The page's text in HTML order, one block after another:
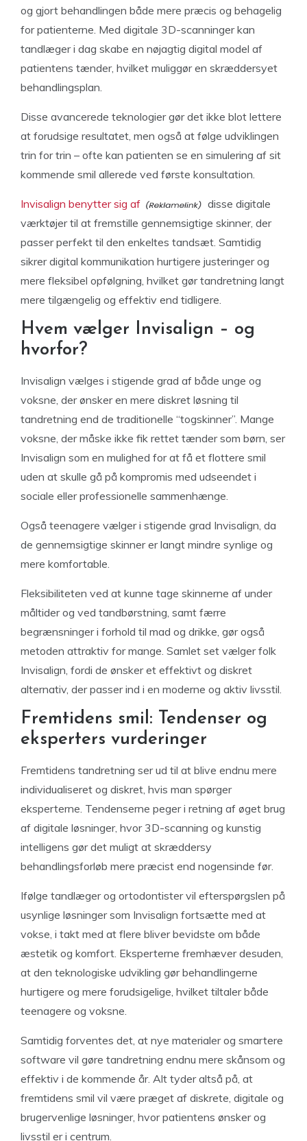
og gjort behandlingen både mere præcis og behagelig
for patienterne. Med digitale 3D-scanninger kan
tandlæger i dag skabe en nøjagtig digital model af
patientens tænder, hvilket muliggør en skræddersyet
behandlingsplan.
Disse avancerede teknologier gør det ikke blot lettere
at forudsige resultatet, men også at følge udviklingen
trin for trin – ofte kan patienten se en simulering af sit
kommende smil allerede ved første konsultation.
Invisalign benytter sig af
disse digitale
værktøjer til at fremstille gennemsigtige skinner, der
passer perfekt til den enkeltes tandsæt. Samtidig
sikrer digital kommunikation hurtigere justeringer og
mere fleksibel opfølgning, hvilket gør tandretning langt
mere tilgængelig og effektiv end tidligere.
Hvem vælger Invisalign – og
hvorfor?
Invisalign vælges i stigende grad af både unge og
voksne, der ønsker en mere diskret løsning til
tandretning end de traditionelle “togskinner”. Mange
voksne, der måske ikke fik rettet tænder som børn, ser
Invisalign som en mulighed for at få et flottere smil
uden at skulle gå på kompromis med udseendet i
sociale eller professionelle sammenhænge.
Også teenagere vælger i stigende grad Invisalign, da
de gennemsigtige skinner er langt mindre synlige og
mere komfortable.
Fleksibiliteten ved at kunne tage skinnerne af under
måltider og ved tandbørstning, samt færre
begrænsninger i forhold til mad og drikke, gør også
metoden attraktiv for mange. Samlet set vælger folk
Invisalign, fordi de ønsker et effektivt og diskret
alternativ, der passer ind i en moderne og aktiv livsstil.
Fremtidens smil: Tendenser og
eksperters vurderinger
Fremtidens tandretning ser ud til at blive endnu mere
individualiseret og diskret, hvis man spørger
eksperterne. Tendenserne peger i retning af øget brug
af digitale løsninger, hvor 3D-scanning og kunstig
intelligens gør det muligt at skræddersy
behandlingsforløb mere præcist end nogensinde før.
Ifølge tandlæger og ortodontister vil efterspørgslen på
usynlige løsninger som Invisalign fortsætte med at
vokse, i takt med at flere bliver bevidste om både
æstetik og komfort. Eksperterne fremhæver desuden,
at den teknologiske udvikling gør behandlingerne
hurtigere og mere forudsigelige, hvilket tiltaler både
teenagere og voksne.
Samtidig forventes det, at nye materialer og smartere
software vil gøre tandretning endnu mere skånsom og
effektiv i de kommende år. Alt tyder altså på, at
fremtidens smil vil være præget af diskrete, digitale og
brugervenlige løsninger, hvor patientens ønsker og
livsstil er i centrum.